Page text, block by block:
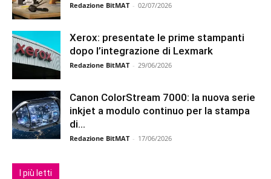
Redazione BitMAT - 02/07/2026
Xerox: presentate le prime stampanti
dopo l’integrazione di Lexmark
Redazione BitMAT - 29/06/2026
Canon ColorStream 7000: la nuova serie
inkjet a modulo continuo per la stampa
di...
Redazione BitMAT - 17/06/2026
I più letti